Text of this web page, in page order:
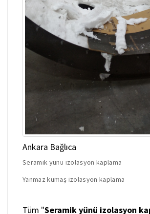
Ankara Bağlıca
Seramik yünü izolasyon kaplama
Yanmaz kumaş izolasyon kaplama
Tüm "Seramik yünü izolasyon